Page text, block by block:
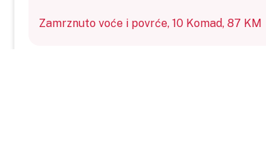
Zamrznuto voće i povrće, 10 Komad, 87 KM